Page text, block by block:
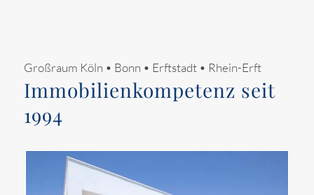
Großraum Köln • Bonn • Erftstadt • Rhein-Erft
Immobilienkompetenz seit
1994